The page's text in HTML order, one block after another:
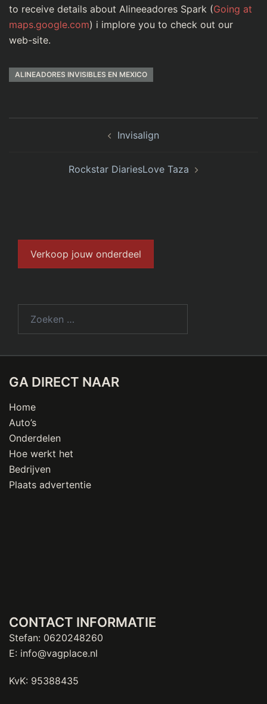
to receive details about Alineeadores Spark (Going at
maps.google.com) i implore you to check out our
web-site.
ALINEADORES INVISIBLES EN MEXICO
Invisalign
Rockstar DiariesLove Taza
Verkoop jouw onderdeel
GA DIRECT NAAR
Home
Auto’s
Onderdelen
Hoe werkt het
Bedrijven
Plaats advertentie
CONTACT INFORMATIE
Stefan: 0620248260
E: info@vagplace.nl
KvK: 95388435